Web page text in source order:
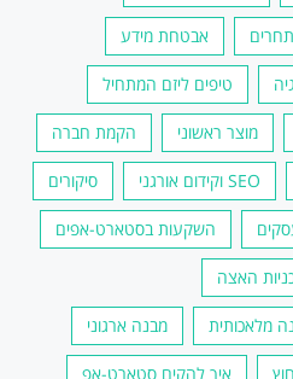
אבטחת מידע
טיפים ליזם המתחיל
מוצר ראשוני הקמת חברה
SEO וקידום אורגני סיקורים
השקעות בסטארט-אפים
האצה
מבנה ארגוני
איך להקים סטארט-אפ